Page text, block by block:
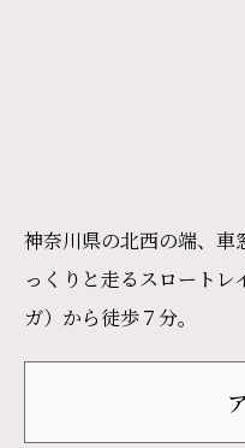
神奈川県の北西の端、車
っくりと走るスロート
ガ）から徒歩７分。